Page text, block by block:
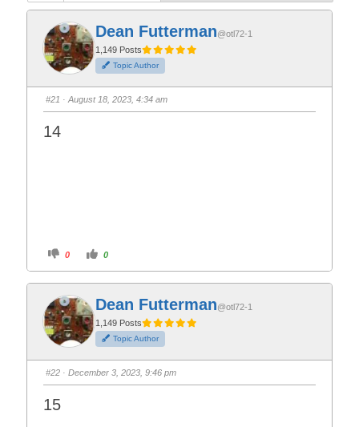
Dean Futterman@otl72-1
1,149 Posts
Topic Author
#21 · August 18, 2023, 4:34 am
14
C
i
k
f
o
r
t
h
u
m
d
o
n
.
0
C
i
k
o
r
t
h
u
m
u
p
0
Dean Futterman@otl72-1
1,149 Posts
Topic Author
#22 · December 3, 2023, 9:46 pm
15